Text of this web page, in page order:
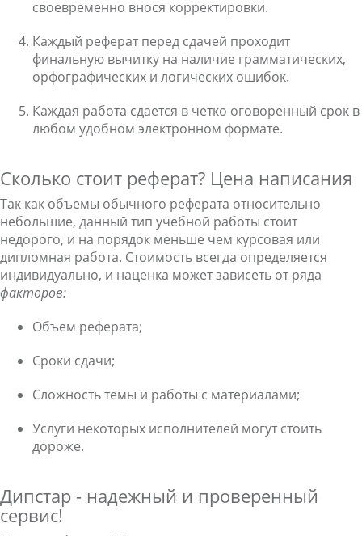
своевременно внося корректировки.
Каждый реферат перед сдачей проходит
финальную вычитку на наличие грамматических,
орфографических и логических ошибок.
Каждая работа сдается в четко оговоренный срок в
любом удобном электронном формате.
Сколько стоит реферат? Цена написания
Так как объемы обычного реферата относительно
небольшие, данный тип учебной работы стоит
недорого, и на порядок меньше чем курсовая или
дипломная работа. Стоимость всегда определяется
индивидуально, и наценка может зависеть от ряда
факторов:
Объем реферата;
Сроки сдачи;
Сложность темы и работы с материалами;
Услуги некоторых исполнителей могут стоить
дороже.
Дипстар - надежный и проверенный
сервис!